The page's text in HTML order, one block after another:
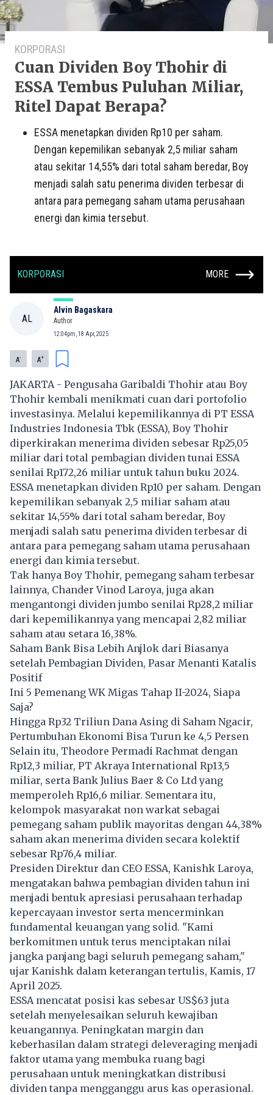
KORPORASI
Cuan Dividen Boy Thohir di
ESSA Tembus Puluhan Miliar,
Ritel Dapat Berapa?
ESSA menetapkan dividen Rp10 per saham.
Dengan kepemilikan sebanyak 2,5 miliar saham
atau sekitar 14,55% dari total saham beredar, Boy
menjadi salah satu penerima dividen terbesar di
antara para pemegang saham utama perusahaan
energi dan kimia tersebut.
KORPORASI MORE
AL
Alvin Bagaskara
Author
12:04pm, 18 Apr, 2025
A- A+
JAKARTA - Pengusaha Garibaldi Thohir atau Boy
Thohir kembali menikmati cuan dari portofolio
investasinya. Melalui kepemilikannya di PT ESSA
Industries Indonesia Tbk (ESSA), Boy Thohir
diperkirakan menerima dividen sebesar Rp25,05
miliar dari total pembagian dividen tunai ESSA
senilai Rp172,26 miliar untuk tahun buku 2024.
ESSA menetapkan dividen Rp10 per saham. Dengan
kepemilikan sebanyak 2,5 miliar saham atau
sekitar 14,55% dari total saham beredar, Boy
menjadi salah satu penerima dividen terbesar di
antara para pemegang saham utama perusahaan
energi dan kimia tersebut.
Tak hanya Boy Thohir, pemegang saham terbesar
lainnya, Chander Vinod Laroya, juga akan
mengantongi dividen jumbo senilai Rp28,2 miliar
dari kepemilikannya yang mencapai 2,82 miliar
saham atau setara 16,38%.
Saham Bank Bisa Lebih Anjlok dari Biasanya
setelah Pembagian Dividen, Pasar Menanti Katalis
Positif
Ini 5 Pemenang WK Migas Tahap II-2024, Siapa
Saja?
Hingga Rp32 Triliun Dana Asing di Saham Ngacir,
Pertumbuhan Ekonomi Bisa Turun ke 4,5 Persen
Selain itu, Theodore Permadi Rachmat dengan
Rp12,3 miliar, PT Akraya International Rp13,5
miliar, serta Bank Julius Baer & Co Ltd yang
memperoleh Rp16,6 miliar. Sementara itu,
kelompok masyarakat non warkat sebagai
pemegang saham publik mayoritas dengan 44,38%
saham akan menerima dividen secara kolektif
sebesar Rp76,4 miliar.
Presiden Direktur dan CEO ESSA, Kanishk Laroya,
mengatakan bahwa pembagian dividen tahun ini
menjadi bentuk apresiasi perusahaan terhadap
kepercayaan investor serta mencerminkan
fundamental keuangan yang solid. "Kami
berkomitmen untuk terus menciptakan nilai
jangka panjang bagi seluruh pemegang saham,"
ujar Kanishk dalam keterangan tertulis, Kamis, 17
April 2025.
ESSA mencatat posisi kas sebesar US$63 juta
setelah menyelesaikan seluruh kewajiban
keuangannya. Peningkatan margin dan
keberhasilan dalam strategi deleveraging menjadi
faktor utama yang membuka ruang bagi
perusahaan untuk meningkatkan distribusi
dividen tanpa mengganggu arus kas operasional.